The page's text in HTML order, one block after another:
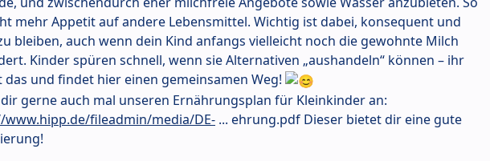
mehr Appetit auf andere Lebensmittel. Wichtig ist dabei, konsequent und
bleiben, auch wenn dein Kind anfangs vielleicht noch die gewohnte Milch
Kinder spüren schnell, wenn sie Alternativen „aushandeln“ können – ihr
das und findet hier einen gemeinsamen Weg!
gerne auch mal unseren Ernährungsplan für Kleinkinder an:
fileadmin/media/DE- ... ehrung.pdf Dieser bietet dir eine gute